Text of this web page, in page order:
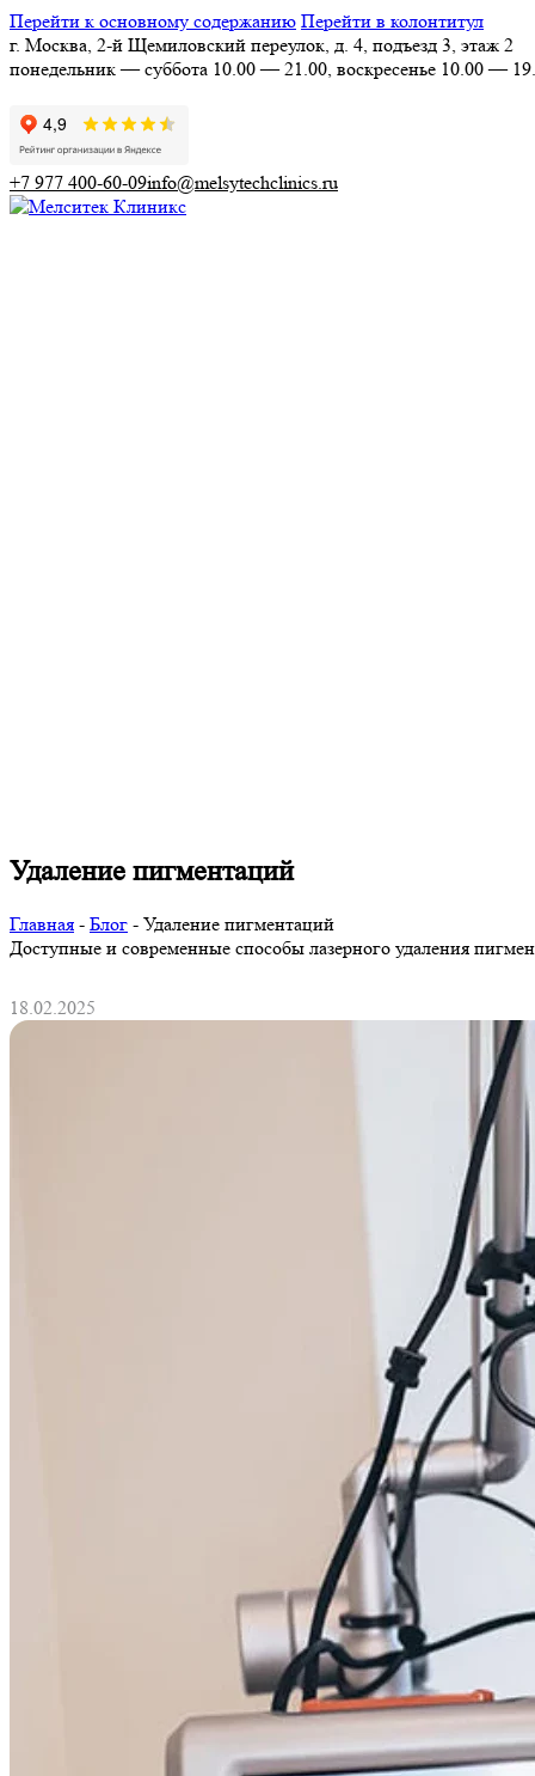
Перейти к основному содержанию Перейти в колонтитул
г. Москва, 2-й Щемиловский переулок, д. 4, подъезд 3, этаж 2
понедельник — суббота 10.00 — 21.00, воскресенье 10.00 —
+7 977 400-60-09info@melsytechclinics.ru
Удаление пигментаций
Главная - Блог - Удаление пигментаций
Доступные и современные способы лазерного удаления
18.02.2025